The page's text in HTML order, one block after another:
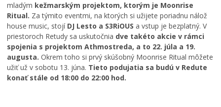
mladým kežmarským projektom, ktorým je Moonrise
Ritual. Za týmito eventmi, na ktorých si užijete poriadnu nálož
house music, stojí DJ Lesto a S3RiOUS a vstup je bezplatný. V
priestoroch Retudy sa uskutočnia dve takéto akcie v rámci
spojenia s projektom Athmostreda, a to 22. júla a 19.
augusta. Okrem toho si prvý skúšobný Moonrise Ritual môžete
užiť už v sobotu 13. júna. Tieto podujatia sa budú v Redute
konať stále od 18:00 do 22:00 hod.